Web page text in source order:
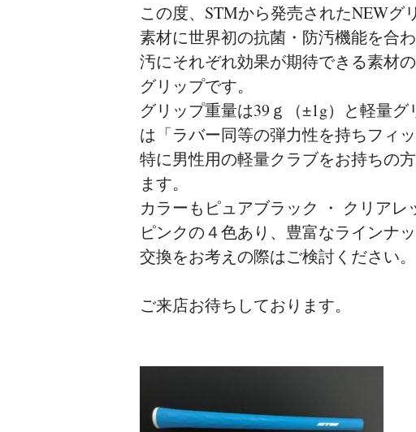
この度、STMから発売されたNEWグ
素材に世界初の抗菌・防汚機能を合
汚にそれぞれ効果が期待できる素材
グリップです。
グリップ重量は39ｇ（±1g）と軽量
は「ラバー同等の弾力性を持ちフィ
特に男性用の軽量クラブをお持ちの
ます。
カラーもピュアブラック ・ クリア
ピンクの４色あり、豊富なラインナ
交換をお考えの際はご検討ください。
ご来店お待ちしております。